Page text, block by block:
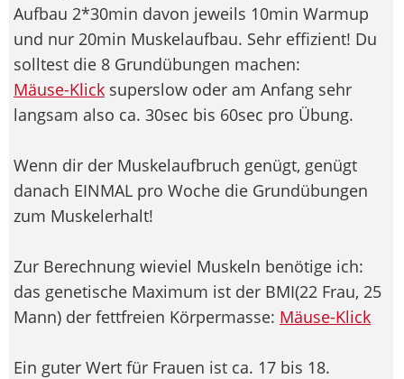
Aufbau 2*30min davon jeweils 10min Warmup
und nur 20min Muskelaufbau. Sehr effizient! Du
solltest die 8 Grundübungen machen:
Mäuse-Klick superslow oder am Anfang sehr
langsam also ca. 30sec bis 60sec pro Übung.
Wenn dir der Muskelaufbruch genügt, genügt
danach EINMAL pro Woche die Grundübungen
zum Muskelerhalt!
Zur Berechnung wieviel Muskeln benötige ich:
das genetische Maximum ist der BMI(22 Frau, 25
Mann) der fettfreien Körpermasse: Mäuse-Klick
Ein guter Wert für Frauen ist ca. 17 bis 18.